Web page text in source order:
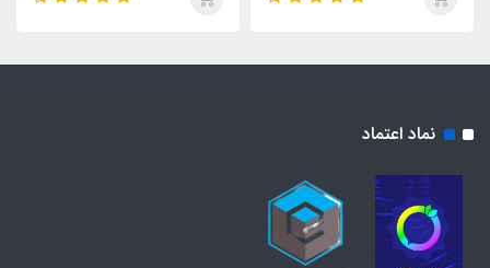
نماد اعتماد